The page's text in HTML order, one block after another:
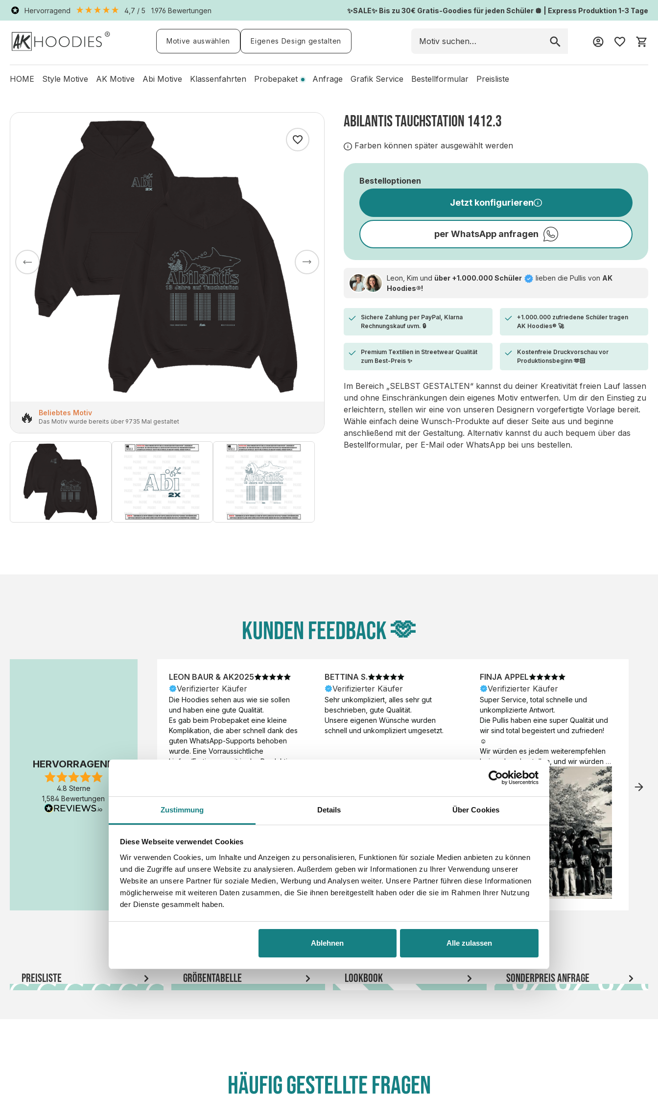
Zustimmung Details Über Cookies
Diese Webseite verwendet Cookies
Wir verwenden Cookies, um Inhalte und Anzeigen zu personalisieren, Funktionen für soziale Medien anbieten zu können
und die Zugriffe auf unsere Website zu analysieren. Außerdem geben wir Informationen zu Ihrer Verwendung unserer
Website an unsere Partner für soziale Medien, Werbung und Analysen weiter. Unsere Partner führen diese Informationen
möglicherweise mit weiteren Daten zusammen, die Sie ihnen bereitgestellt haben oder die sie im Rahmen Ihrer Nutzung
der Dienste gesammelt haben.
Ablehnen Alle zulassen
Hervorragend 4,7 / 5 1.976 Bewertungen ✨SALE✨ Bis zu 30€ Gratis-Goodies für jeden Schüler 🪩 | Express Produktion 1-3 Tage
Motive auswählen Eigenes Design gestalten
HOME Style Motive AK Motive Abi Motive Klassenfahrten Probepaket Anfrage Grafik Service Bestellformular Preisliste
🔥 Beliebtes Motiv
Das Motiv wurde bereits über 9735 Mal gestaltet
ABILANTIS TAUCHSTATION 1412.3
Farben können später ausgewählt werden
Bestelloptionen
Jetzt konfigurieren
per WhatsApp anfragen
Leon, Kim und über +1.000.000 Schüler lieben die Pullis von AK
Hoodies®!
Sichere Zahlung per PayPal, Klarna
Rechnungskauf uvm. 🔒
+1.000.000 zufriedene Schüler tragen
AK Hoodies® 🚀
Premium Textilien in Streetwear Qualität
zum Best-Preis ✨
Kostenfreie Druckvorschau vor
Produktionsbeginn 🫶🏻
Im Bereich „SELBST GESTALTEN“ kannst du deiner Kreativität freien Lauf lassen
und ohne Einschränkungen dein eigenes Motiv entwerfen. Um dir den Einstieg zu
erleichtern, stellen wir eine von unseren Designern vorgefertigte Vorlage bereit.
Wähle einfach deine Wunsch-Produkte auf dieser Seite aus und beginne
anschließend mit der Gestaltung. Alternativ kannst du auch bequem über das
Bestellformular, per E-Mail oder WhatsApp bei uns bestellen.
Kunden Feedback 🫶
HERVORRAGEND
4.8 Sterne
1,584 Bewertungen
LEON BAUR & AK2025
Verifizierter Käufer
Die Hoodies sehen aus wie sie sollen
und haben eine gute Qualität.
Es gab beim Probepaket eine kleine
Komplikation, die aber schnell dank des
guten WhatsApp-Supports behoben
wurde. Eine Vorraussichtliche
Liefer-/Fertigungszeit in der Produktion
Fertigstellung der Produktion.
BETTINA S.
Verifizierter Käufer
Sehr unkompliziert, alles sehr gut
beschrieben, gute Qualität.
Unsere eigenen Wünsche wurden
schnell und unkompliziert umgesetzt.
FINJA APPEL
Verifizierter Käufer
Super Service, total schnelle und
unkomplizierte Antwort.
Die Pullis haben eine super Qualität und
wir sind total begeistert und zufrieden!
☺️
Wir würden es jedem weiterempfehlen
bei euch zu bestellen, und wir würden
es auch sofort nochmal tun!
Vielen Dank für alles 😊
Preisliste Größentabelle LookBook Sonderpreis Anfrage
Häufig gestellte Fragen